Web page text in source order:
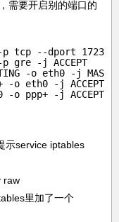
需要开启别的端口的
tcp --dport 1723 -j
gre -j ACCEPT
-o eth0 -j
-o eth0 -j ACCEPT
-o ppp+ -j ACCEPT
示service iptables
raw
里加了一个